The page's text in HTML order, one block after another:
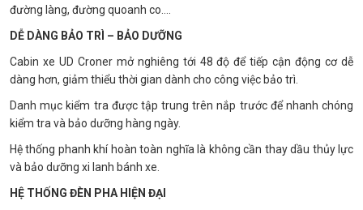
đường làng, đường quoanh co....
DỄ DÀNG BẢO TRÌ – BẢO DƯỠNG
Cabin xe UD Croner mở nghiêng tới 48 độ để tiếp cận động cơ dễ
dàng hơn, giảm thiểu thời gian dành cho công việc bảo trì.
Danh mục kiểm tra được tập trung trên nắp trước để nhanh chóng
kiểm tra và bảo dưỡng hàng ngày.
Hệ thống phanh khí hoàn toàn nghĩa là không cần thay dầu thủy lực
và bảo dưỡng xi lanh bánh xe.
HỆ THỐNG ĐÈN PHA HIỆN ĐẠI